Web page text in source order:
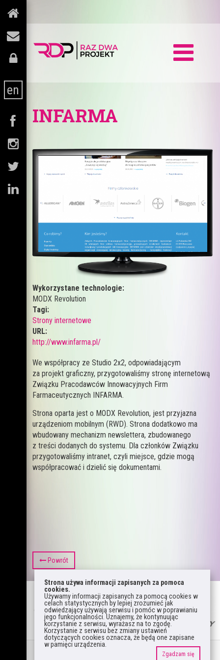
en
INFARMA
Wykorzystane technologie:
MODX Revolution
Tagi:
Strony internetowe
URL:
http://www.infarma.pl/
We współpracy ze Studio 2x2, odpowiadającym
za projekt graficzny, przygotowaliśmy stronę internetową
Związku Pracodawców Innowacyjnych Firm
Farmaceutycznych INFARMA.
Strona oparta jest o MODX Revolution, jest przyjazna
urządzeniom mobilnym (RWD). Strona dodatkowo ma
wbudowany mechanizm newslettera, zbudowanego
z treści dodanych do systemu. Dla członków Związku
przygotowaliśmy intranet, czyli miejsce, gdzie mogą
współpracować i dzielić się dokumentami.
Powrót
Strona używa informacji zapisanych za pomoca
cookies.
Używamy informacji zapisanych za pomocą cookies w
celach statystycznych by lepiej zrozumieć jak
odwiedzający używają serwisu i pomóc w poprawianiu
jego funkcjonalności. Uznajemy, że kontynuując
korzystanie z serwisu, wyrażasz na to zgodę.
Korzystanie z serwisu bez zmiany ustawień
dotyczących cookies oznacza, że będą one zapisane
w pamięci urządzenia.
Zgadzam się